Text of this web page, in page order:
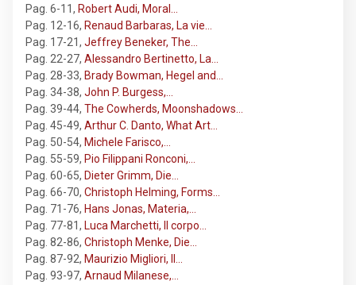
Pag. 6-11, Robert Audi, Moral…
Pag. 12-16, Renaud Barbaras, La vie…
Pag. 17-21, Jeffrey Beneker, The…
Pag. 22-27, Alessandro Bertinetto, La…
Pag. 28-33, Brady Bowman, Hegel and…
Pag. 34-38, John P. Burgess,…
Pag. 39-44, The Cowherds, Moonshadows…
Pag. 45-49, Arthur C. Danto, What Art…
Pag. 50-54, Michele Farisco,…
Pag. 55-59, Pio Filippani Ronconi,…
Pag. 60-65, Dieter Grimm, Die…
Pag. 66-70, Christoph Helming, Forms…
Pag. 71-76, Hans Jonas, Materia,…
Pag. 77-81, Luca Marchetti, Il corpo…
Pag. 82-86, Christoph Menke, Die…
Pag. 87-92, Maurizio Migliori, Il…
Pag. 93-97, Arnaud Milanese,…